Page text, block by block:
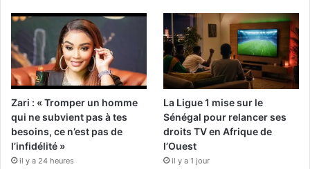
Zari : « Tromper un homme
qui ne subvient pas à tes
besoins, ce n’est pas de
l’infidélité »
il y a 24 heures
La Ligue 1 mise sur le
Sénégal pour relancer ses
droits TV en Afrique de
l’Ouest
il y a 1 jour